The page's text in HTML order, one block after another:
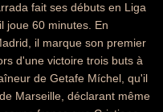
fait ses débuts en Liga
joue 60 minutes. En
il marque son premier
d'une victoire trois buts à
de Getafe Míchel, qu'il
Marseille, déclarant même